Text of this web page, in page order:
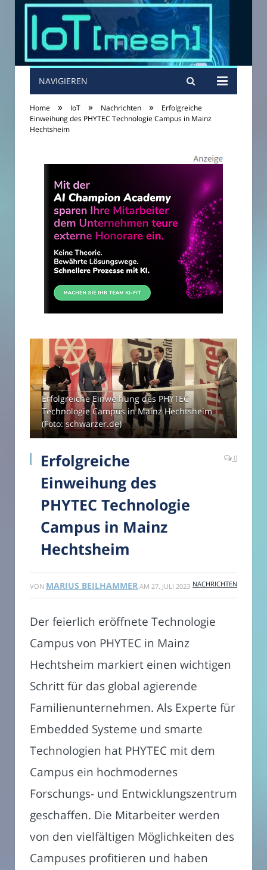
NAVIGIEREN
Home » IoT » Nachrichten »
Erfolgreiche
Einweihung des PHYTEC Technologie Campus in Mainz
Hechtsheim
Erfolgreiche Einweihung des PHYTEC
Technologie Campus in Mainz Hechtsheim
(Foto: schwarzer.de)
Erfolgreiche
Einweihung des
PHYTEC Technologie
Campus in Mainz
Hechtsheim
0
VON MARIUS BEILHAMMER AM 27. JULI 2023 NACHRICHTEN
Der feierlich eröffnete Technologie
Campus von PHYTEC in Mainz
Hechtsheim markiert einen wichtigen
Schritt für das global agierende
Familienunternehmen. Als Experte für
Embedded Systeme und smarte
Technologien hat PHYTEC mit dem
Campus ein hochmodernes
Forschungs- und Entwicklungszentrum
geschaffen. Die Mitarbeiter werden
von den vielfältigen Möglichkeiten des
Campuses profitieren und haben